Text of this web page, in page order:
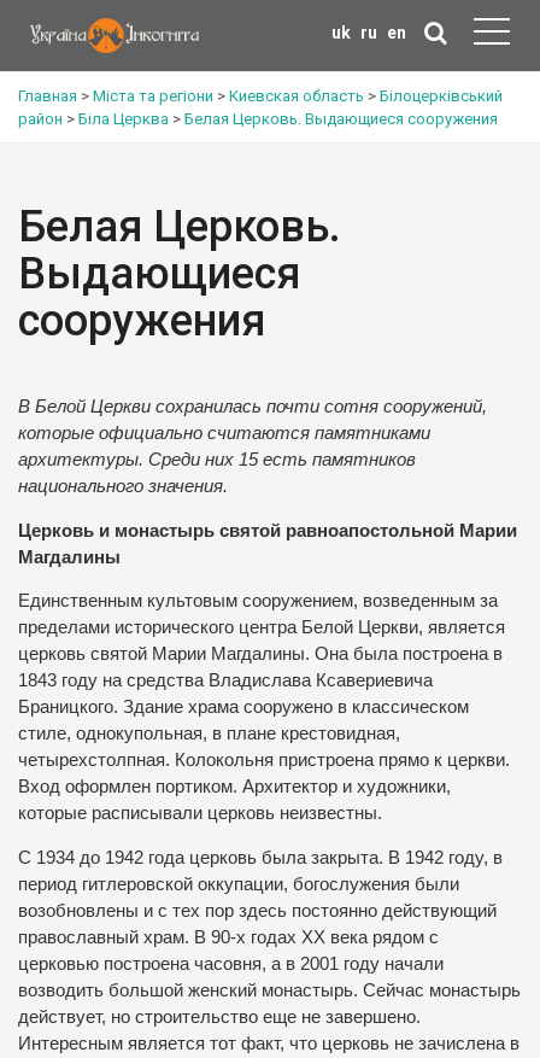
uk ru en
Главная > Міста та регіони > Киевская область > Білоцерківський
район > Біла Церква > Белая Церковь. Выдающиеся сооружения
Белая Церковь.
Выдающиеся
сооружения
В Белой Церкви сохранилась почти сотня сооружений,
которые официально считаются памятниками
архитектуры. Среди них 15 есть памятников
национального значения.
Церковь и монастырь святой равноапостольной Марии
Магдалины
Единственным культовым сооружением, возведенным за
пределами исторического центра Белой Церкви, является
церковь святой Марии Магдалины. Она была построена в
1843 году на средства Владислава Ксавериевича
Браницкого. Здание храма сооружено в классическом
стиле, однокупольная, в плане крестовидная,
четырехстолпная. Колокольня пристроена прямо к церкви.
Вход оформлен портиком. Архитектор и художники,
которые расписывали церковь неизвестны.
С 1934 до 1942 года церковь была закрыта. В 1942 году, в
период гитлеровской оккупации, богослужения были
возобновлены и с тех пор здесь постоянно действующий
православный храм. В 90-х годах ХХ века рядом с
церковью построена часовня, а в 2001 году начали
возводить большой женский монастырь. Сейчас монастырь
действует, но строительство еще не завершено.
Интересным является тот факт, что церковь не зачислена в